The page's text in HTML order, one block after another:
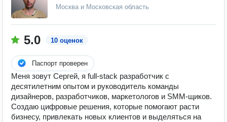
Москва и Московская область
5.0 10 оценок
Паспорт проверен
Меня зовут Сергей, я full-stack разработчик с
десятилетним опытом и руководитель команды
дизайнеров, разработчиков, маркетологов и SMM-щиков.
Создаю цифровые решения, которые помогают расти
бизнесу, привлекать новых клиентов и выделяться на